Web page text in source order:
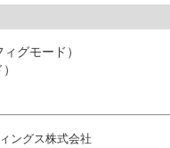
グモード）
ングス株式会社